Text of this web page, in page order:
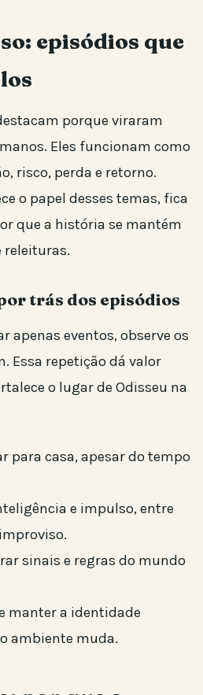
episódios que
porque viraram
Eles funcionam como
risco, perda e retorno.
o papel desses temas, fica
que a história se mantém
releituras.
trás dos episódios
apenas eventos, observe os
Essa repetição dá valor
o lugar de Odisseu na
para casa, apesar do tempo
e impulso, entre
sinais e regras do mundo
manter a identidade
ambiente muda.